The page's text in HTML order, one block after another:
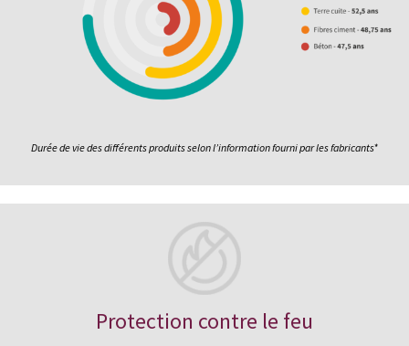
Durée de vie des différents produits selon l’information fourni par les fabricants*
Protection contre le feu